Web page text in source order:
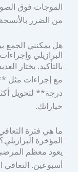
الموجات فوق
من الضرر
هل يمكنني الجمع
البرازيلي
بالتأكيد. يختار
درجة** لتحويل
خياراتك.
ما هي فترة
المؤخرة البرازيلي؟
يعود معظم
أسبوعين. التعافي